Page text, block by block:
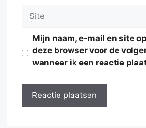
Site
Mijn naam, e-mail en site
deze browser voor de
wanneer ik een reactie